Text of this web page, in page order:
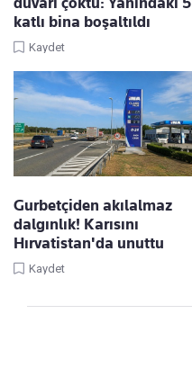
katlı bina boşaltıldı
Kaydet
Gurbetçiden akılalmaz
dalgınlık! Karısını
Hırvatistan'da unuttu
Kaydet